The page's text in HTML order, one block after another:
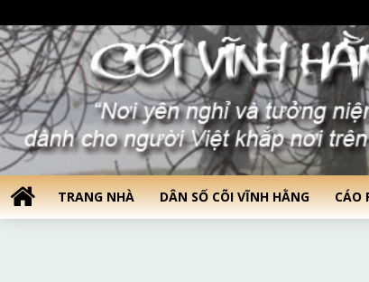
TRANG NHÀ DÂN SỐ CÕI VĨNH HẰNG CÁO